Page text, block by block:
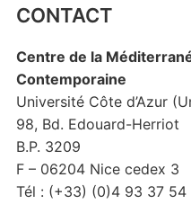
CONTACT
Centre de la
Contemporaine
Université Côte d’Azur
98, Bd. Edouard-Herriot
B.P. 3209
F – 06204 Nice cedex 3
Tél : (+33) (0)4 93 37 54